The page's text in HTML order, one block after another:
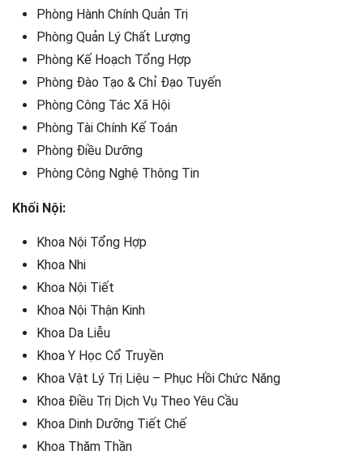
Phòng Hành Chính Quản Trị
Phòng Quản Lý Chất Lượng
Phòng Kế Hoạch Tổng Hợp
Phòng Đào Tạo & Chỉ Đạo Tuyến
Phòng Công Tác Xã Hội
Phòng Tài Chính Kế Toán
Phòng Điều Dưỡng
Phòng Công Nghệ Thông Tin
Khối Nội:
Khoa Nội Tổng Hợp
Khoa Nhi
Khoa Nội Tiết
Khoa Nội Thận Kinh
Khoa Da Liễu
Khoa Y Học Cổ Truyền
Khoa Vật Lý Trị Liệu – Phục Hồi Chức Năng
Khoa Điều Trị Dịch Vụ Theo Yêu Cầu
Khoa Dinh Dưỡng Tiết Chế
Khoa Thăm Thần